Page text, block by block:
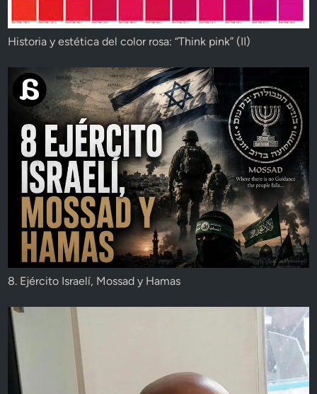
Historia y estética del color rosa: “Think pink” (II)
8. Ejército Israelí, Mossad y Hamas